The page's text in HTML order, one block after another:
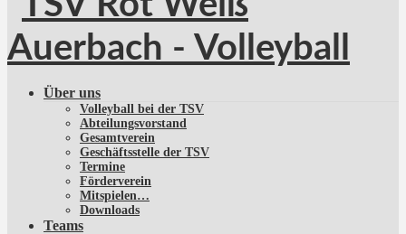
Über uns
Volleyball bei der TSV
Abteilungsvorstand
Gesamtverein
Geschäftsstelle der TSV
Termine
Förderverein
Mitspielen…
Downloads
Teams